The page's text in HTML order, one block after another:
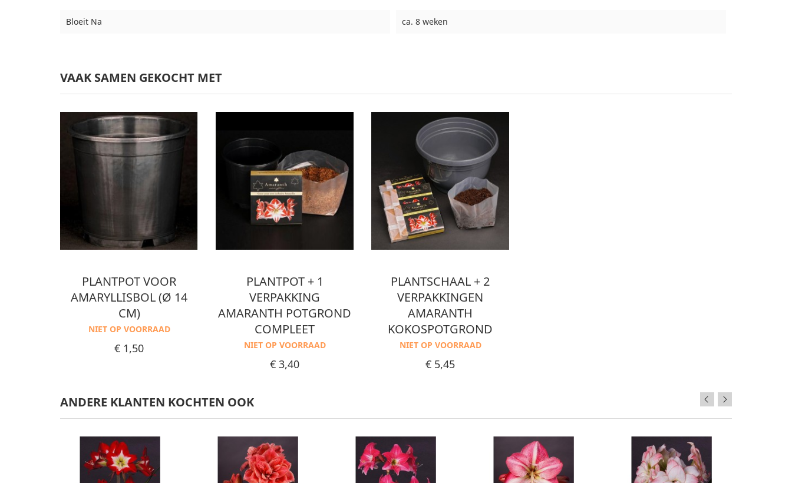
Bloeit Na ca. 8 weken
VAAK SAMEN GEKOCHT MET
PLANTPOT VOOR
AMARYLLISBOL (Ø 14
CM)
NIET OP VOORRAAD
Prijs
€ 1,50
PLANTPOT + 1
VERPAKKING
AMARANTH POTGROND
COMPLEET
NIET OP VOORRAAD
Prijs
€ 3,40
PLANTSCHAAL + 2
VERPAKKINGEN
AMARANTH
KOKOSPOTGROND
NIET OP VOORRAAD
Prijs
€ 5,45
ANDERE KLANTEN KOCHTEN OOK